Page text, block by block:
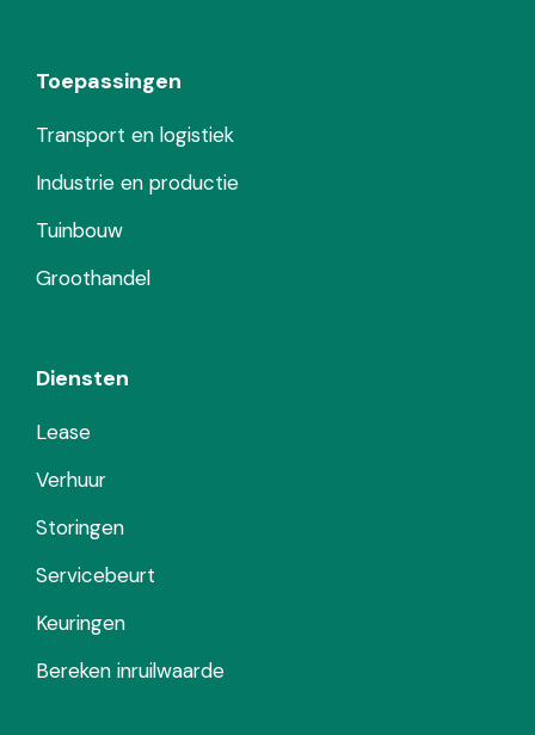
Toepassingen
Transport en logistiek
Industrie en productie
Tuinbouw
Groothandel
Diensten
Lease
Verhuur
Storingen
Servicebeurt
Keuringen
Bereken inruilwaarde